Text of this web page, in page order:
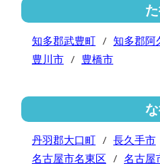
知多郡武豊町 知多郡阿
豊川市
豊橋市
丹羽郡大口町 長久手市
名古屋市名東区
名古屋